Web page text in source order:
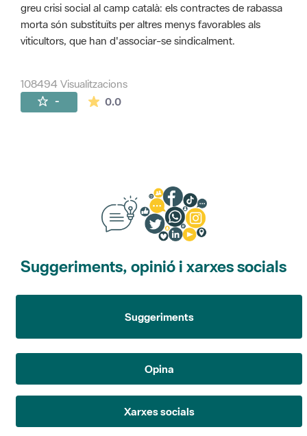
greu crisi social al camp català: els contractes de rabassa
morta són substituïts per altres menys favorables als
viticultors, que han d'associar-se sindicalment.
108494 Visualitzacions
- 0.0La mitjana de les valoracions és de 0
Suggeriments, opinió i xarxes socials
Suggeriments
Opina
Xarxes socials